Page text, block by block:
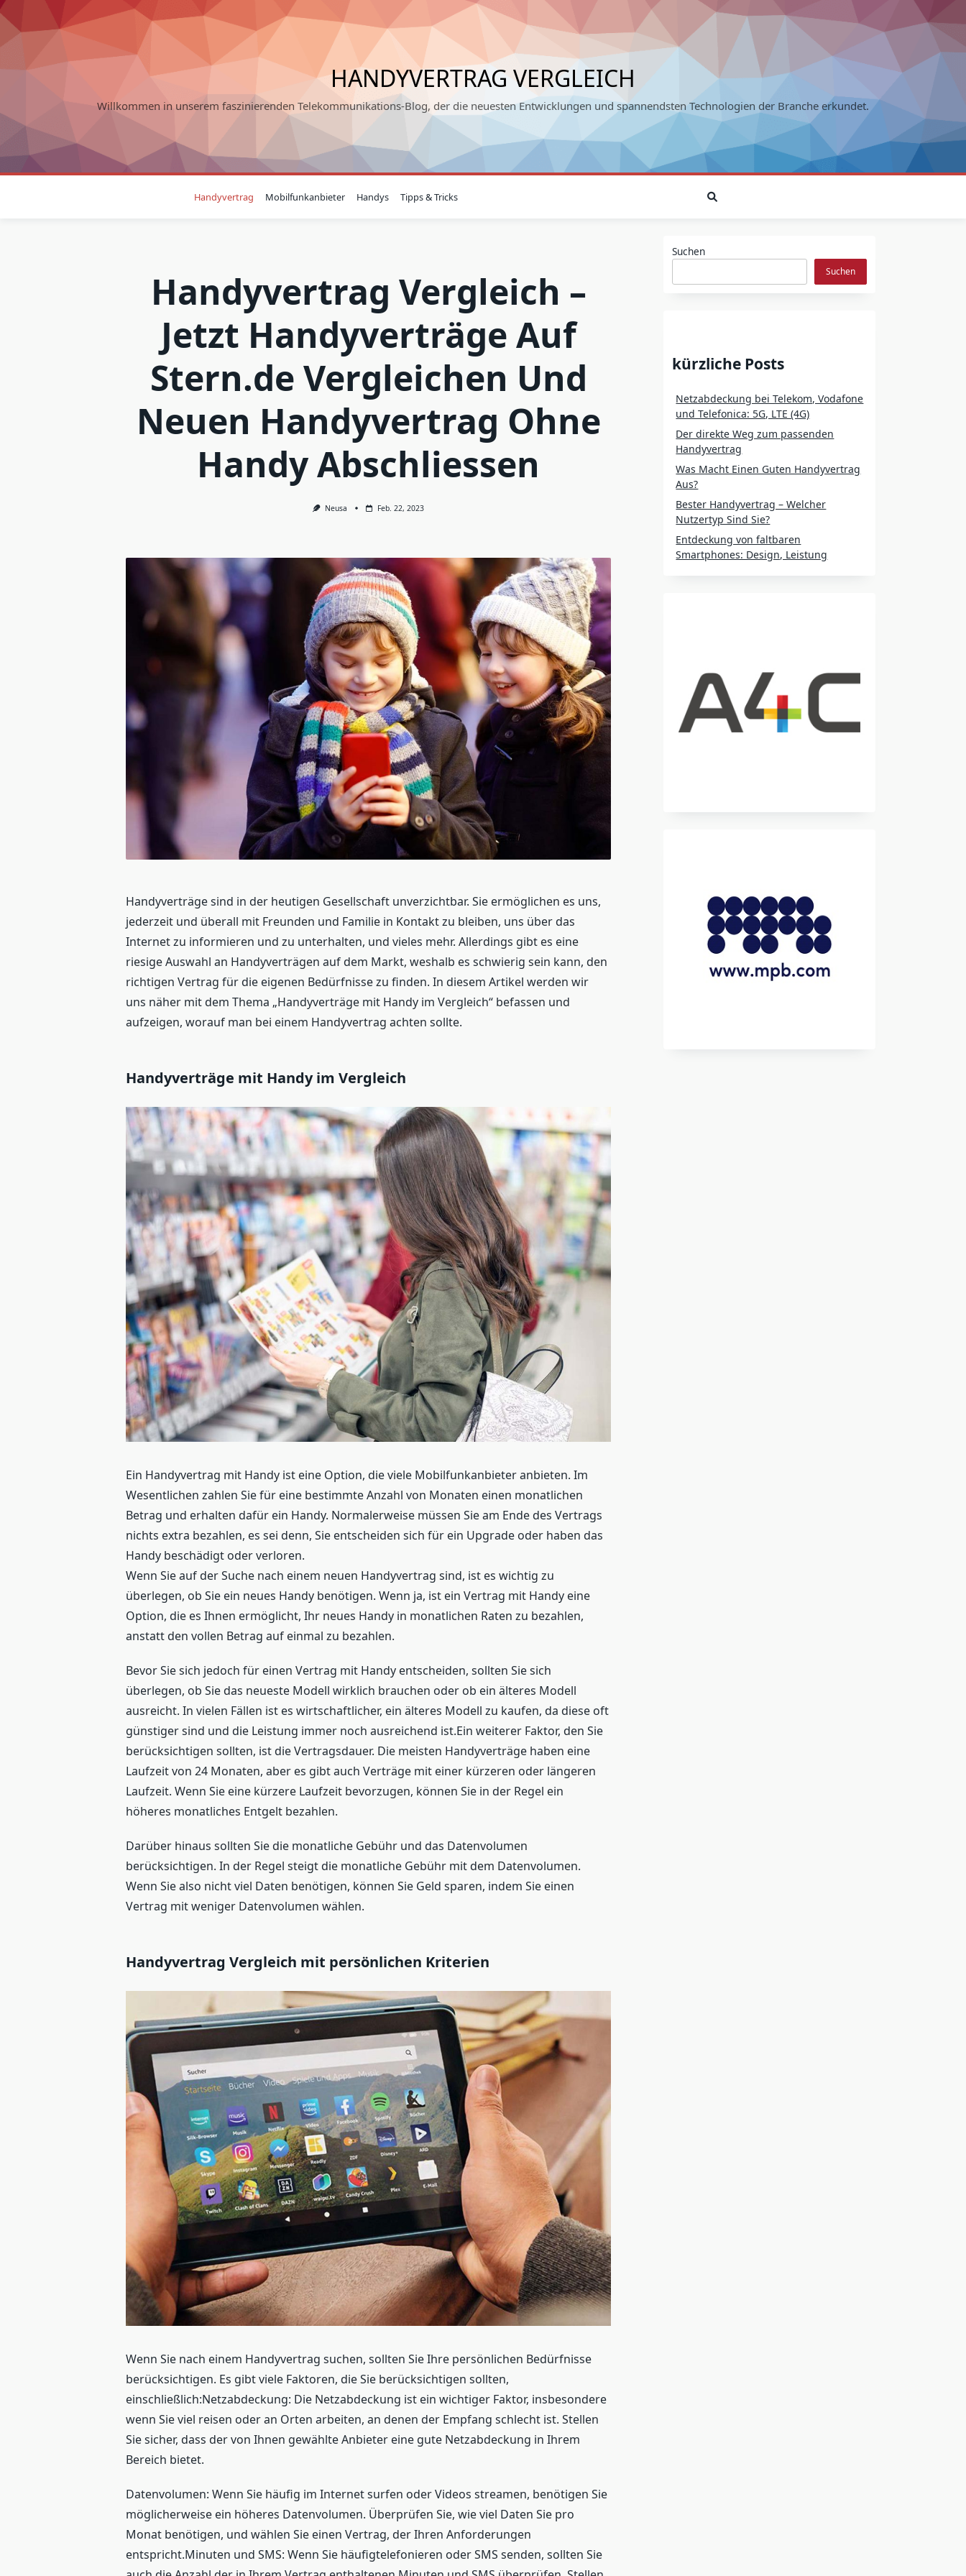
Skip
to
content
HANDYVERTRAG VERGLEICH
Willkommen in unserem faszinierenden Telekommunikations-Blog, der die neuesten Entwicklungen und spannendsten Technologien der Branche erkundet.
Handyvertrag Mobilfunkanbieter Handys Tipps & Tricks
Handyvertrag Vergleich –
Jetzt Handyverträge Auf
Stern.de Vergleichen Und
Neuen Handyvertrag Ohne
Handy Abschliessen
Neusa Feb. 22, 2023
Handyverträge sind in der heutigen Gesellschaft unverzichtbar. Sie ermöglichen es uns,
jederzeit und überall mit Freunden und Familie in Kontakt zu bleiben, uns über das
Internet zu informieren und zu unterhalten, und vieles mehr. Allerdings gibt es eine
riesige Auswahl an Handyverträgen auf dem Markt, weshalb es schwierig sein kann, den
richtigen Vertrag für die eigenen Bedürfnisse zu finden. In diesem Artikel werden wir
uns näher mit dem Thema „Handyverträge mit Handy im Vergleich“ befassen und
aufzeigen, worauf man bei einem Handyvertrag achten sollte.
Handyverträge mit Handy im Vergleich
Ein Handyvertrag mit Handy ist eine Option, die viele Mobilfunkanbieter anbieten. Im
Wesentlichen zahlen Sie für eine bestimmte Anzahl von Monaten einen monatlichen
Betrag und erhalten dafür ein Handy. Normalerweise müssen Sie am Ende des Vertrags
nichts extra bezahlen, es sei denn, Sie entscheiden sich für ein Upgrade oder haben das
Handy beschädigt oder verloren.
Wenn Sie auf der Suche nach einem neuen Handyvertrag sind, ist es wichtig zu
überlegen, ob Sie ein neues Handy benötigen. Wenn ja, ist ein Vertrag mit Handy eine
Option, die es Ihnen ermöglicht, Ihr neues Handy in monatlichen Raten zu bezahlen,
anstatt den vollen Betrag auf einmal zu bezahlen.
Bevor Sie sich jedoch für einen Vertrag mit Handy entscheiden, sollten Sie sich
überlegen, ob Sie das neueste Modell wirklich brauchen oder ob ein älteres Modell
ausreicht. In vielen Fällen ist es wirtschaftlicher, ein älteres Modell zu kaufen, da diese oft
günstiger sind und die Leistung immer noch ausreichend ist.Ein weiterer Faktor, den Sie
berücksichtigen sollten, ist die Vertragsdauer. Die meisten Handyverträge haben eine
Laufzeit von 24 Monaten, aber es gibt auch Verträge mit einer kürzeren oder längeren
Laufzeit. Wenn Sie eine kürzere Laufzeit bevorzugen, können Sie in der Regel ein
höheres monatliches Entgelt bezahlen.
Darüber hinaus sollten Sie die monatliche Gebühr und das Datenvolumen
berücksichtigen. In der Regel steigt die monatliche Gebühr mit dem Datenvolumen.
Wenn Sie also nicht viel Daten benötigen, können Sie Geld sparen, indem Sie einen
Vertrag mit weniger Datenvolumen wählen.
Handyvertrag Vergleich mit persönlichen Kriterien
Wenn Sie nach einem Handyvertrag suchen, sollten Sie Ihre persönlichen Bedürfnisse
berücksichtigen. Es gibt viele Faktoren, die Sie berücksichtigen sollten,
einschließlich:Netzabdeckung: Die Netzabdeckung ist ein wichtiger Faktor, insbesondere
wenn Sie viel reisen oder an Orten arbeiten, an denen der Empfang schlecht ist. Stellen
Sie sicher, dass der von Ihnen gewählte Anbieter eine gute Netzabdeckung in Ihrem
Bereich bietet.
Datenvolumen: Wenn Sie häufig im Internet surfen oder Videos streamen, benötigen Sie
möglicherweise ein höheres Datenvolumen. Überprüfen Sie, wie viel Daten Sie pro
Monat benötigen, und wählen Sie einen Vertrag, der Ihren Anforderungen
entspricht.Minuten und SMS: Wenn Sie häufigtelefonieren oder SMS senden, sollten Sie
Suchen
Suchen
kürzliche Posts
Netzabdeckung bei Telekom, Vodafone
und Telefonica: 5G, LTE (4G)
Der direkte Weg zum passenden
Handyvertrag
Was Macht Einen Guten Handyvertrag
Aus?
Bester Handyvertrag – Welcher
Nutzertyp Sind Sie?
Entdeckung von faltbaren
Smartphones: Design, Leistung